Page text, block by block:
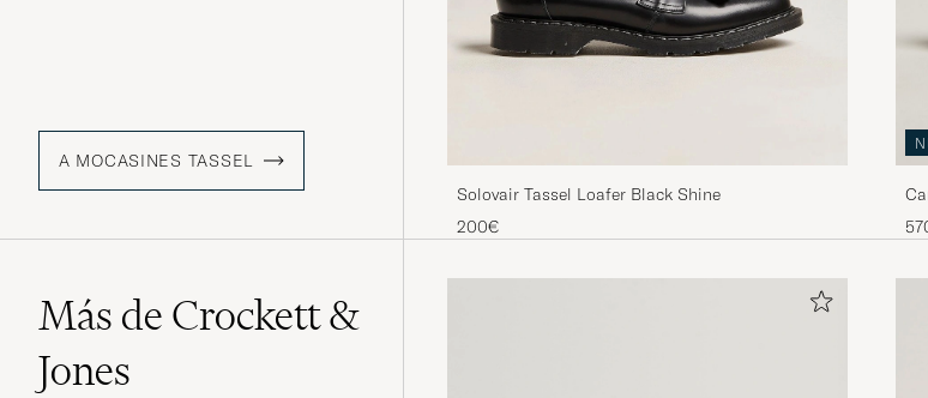
A MOCASINES TASSEL
Solovair Tassel Loafer Black Shine
200€
Más de Crockett &
Jones